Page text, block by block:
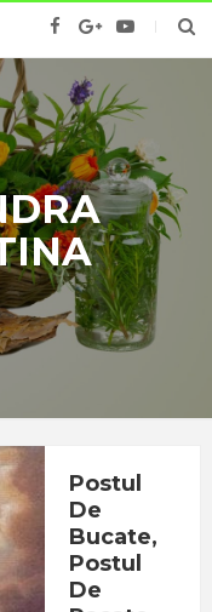
Postul
De
Bucate,
Postul
De